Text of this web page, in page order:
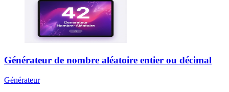
Générateur de nombre aléatoire entier ou décimal
Générateur